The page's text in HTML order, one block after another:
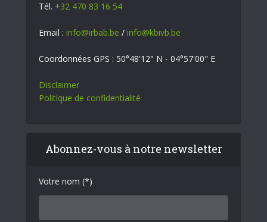
Tél. +32 470 83 16 54
Email : info@irbab.be / info@kbivb.be
Coordonnées GPS : 50°48'12" N - 04°57'00" E
Disclaimer
Politique de confidentialité
Abonnez-vous à notre newsletter
Votre nom (*)